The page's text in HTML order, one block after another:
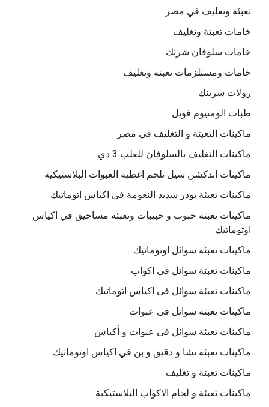
تعبئة وتغليف في مصر
خامات تعبئة وتغليف
خامات سلوفان شرنك
خامات ومستلزمات تعبئة وتغليف
رولات شرينك
طبات الومنيوم فويل
ماكينات التعبئة و التغليف في مصر
ماكينات التغليف بالسلوفان للعلب 3 دي
ماكينات اندكشن سيل تلحم اغطية العبوات البلاستيكية
ماكينات تعبئة بودر شديد النعومة فى اكياس اتوماتيك
ماكينات تعبئة حبوب و حبيبات وتعبئة مساحيق في اكياس
اوتوماتيك
ماكينات تعبئة سوائل اوتوماتيك
ماكينات تعبئة سوائل فى اكواب
ماكينات تعبئة سوائل فى اكياس اتوماتيك
ماكينات تعبئة سوائل فى عبوات
ماكينات تعبئة سوائل فى عبوات و أكياس
ماكينات تعبئة نشا و دقيق و بن في اكياس اوتوماتيك
ماكينات تعبئة و تغليف
ماكينات تعبئة و لحام الاكواب البلاستيكية